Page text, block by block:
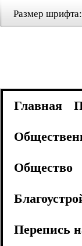
Размер шрифта:
Главная
Общество
Перепись